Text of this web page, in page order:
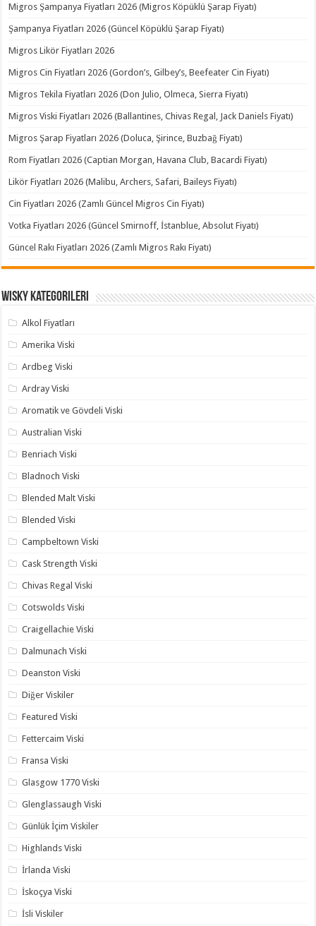
Migros Şampanya Fiyatları 2026 (Migros Köpüklü Şarap Fiyatı)
Şampanya Fiyatları 2026 (Güncel Köpüklü Şarap Fiyatı)
Migros Likör Fiyatları 2026
Migros Cin Fiyatları 2026 (Gordon’s, Gilbey’s, Beefeater Cin Fiyatı)
Migros Tekila Fiyatları 2026 (Don Julio, Olmeca, Sierra Fiyatı)
Migros Viski Fiyatları 2026 (Ballantines, Chivas Regal, Jack Daniels Fiyatı)
Migros Şarap Fiyatları 2026 (Doluca, Şirince, Buzbağ Fiyatı)
Rom Fiyatları 2026 (Captian Morgan, Havana Club, Bacardi Fiyatı)
Likör Fiyatları 2026 (Malibu, Archers, Safari, Baileys Fiyatı)
Cin Fiyatları 2026 (Zamlı Güncel Migros Cin Fiyatı)
Votka Fiyatları 2026 (Güncel Smirnoff, İstanblue, Absolut Fiyatı)
Güncel Rakı Fiyatları 2026 (Zamlı Migros Rakı Fiyatı)
Wisky Kategorileri
Alkol Fiyatları
Amerika Viski
Ardbeg Viski
Ardray Viski
Aromatik ve Gövdeli Viski
Australian Viski
Benriach Viski
Bladnoch Viski
Blended Malt Viski
Blended Viski
Campbeltown Viski
Cask Strength Viski
Chivas Regal Viski
Cotswolds Viski
Craigellachie Viski
Dalmunach Viski
Deanston Viski
Diğer Viskiler
Featured Viski
Fettercaim Viski
Fransa Viski
Glasgow 1770 Viski
Glenglassaugh Viski
Günlük İçim Viskiler
Highlands Viski
İrlanda Viski
İskoçya Viski
İsli Viskiler